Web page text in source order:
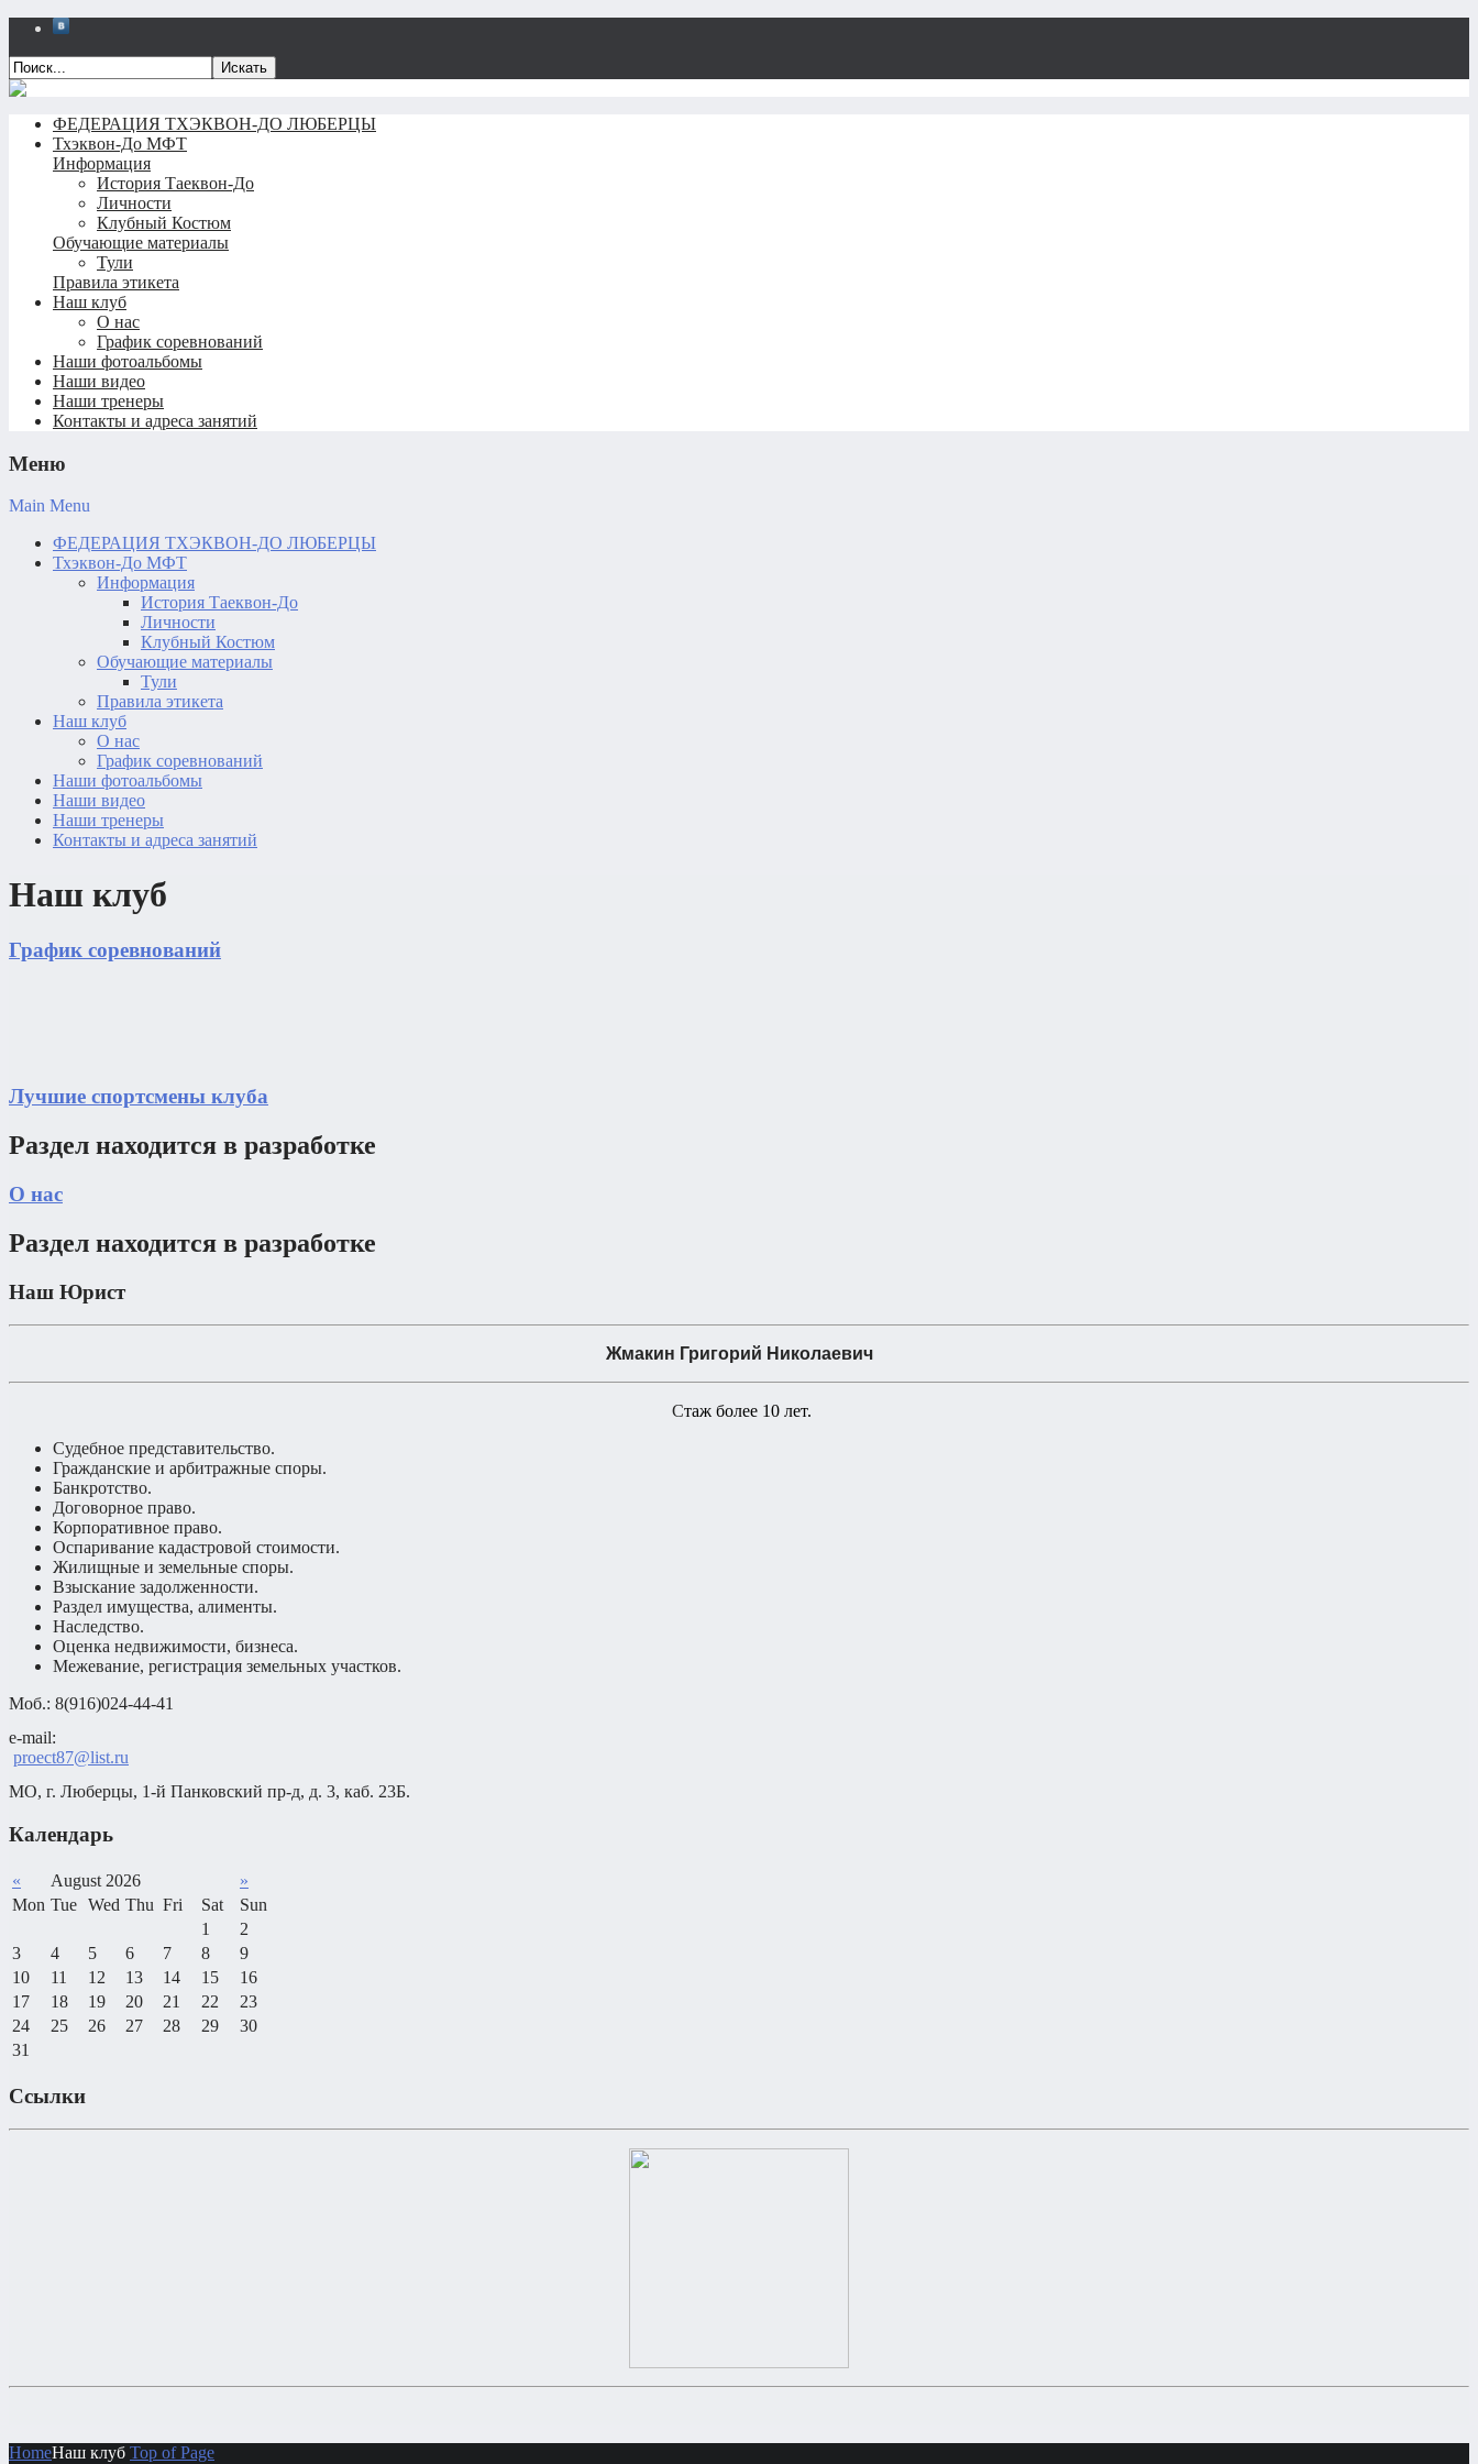
Искать
ФЕДЕРАЦИЯ ТХЭКВОН-ДО ЛЮБЕРЦЫ
Тхэквон-До МФТ
Информация
История Таеквон-До
Личности
Клубный Костюм
Обучающие материалы
Тули
Правила этикета
Наш клуб
О нас
График соревнований
Наши фотоальбомы
Наши видео
Наши тренеры
Контакты и адреса занятий
Меню
Main Menu
ФЕДЕРАЦИЯ ТХЭКВОН-ДО ЛЮБЕРЦЫ
Тхэквон-До МФТ
Информация
История Таеквон-До
Личности
Клубный Костюм
Обучающие материалы
Тули
Правила этикета
Наш клуб
О нас
График соревнований
Наши фотоальбомы
Наши видео
Наши тренеры
Контакты и адреса занятий
Наш клуб
График соревнований
Лучшие спортсмены клуба
Раздел находится в разработке
О нас
Раздел находится в разработке
Наш Юрист
Жмакин Григорий Николаевич
Стаж более 10 лет.
Судебное представительство.
Гражданские и арбитражные споры.
Банкротство.
Договорное право.
Корпоративное право.
Оспаривание кадастровой стоимости.
Жилищные и земельные споры.
Взыскание задолженности.
Раздел имущества, алименты.
Наследство.
Оценка недвижимости, бизнеса.
Межевание, регистрация земельных участков.
Моб.: 8(916)024-44-41
e-mail:
proect87@list.ru
МО, г. Люберцы, 1-й Панковский пр-д, д. 3, каб. 23Б.
Календарь
« August 2026
»
Mon Tue Wed Thu Fri Sat
Sun
1
2
3
4 5 6 7 8
9
10
11 12 13 14 15
16
17
18 19 20 21 22
23
24
25 26 27 28 29
30
31
Ссылки
HomeНаш клуб Top of Page